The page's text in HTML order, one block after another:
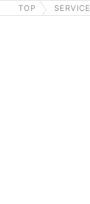
TOP SERVICE